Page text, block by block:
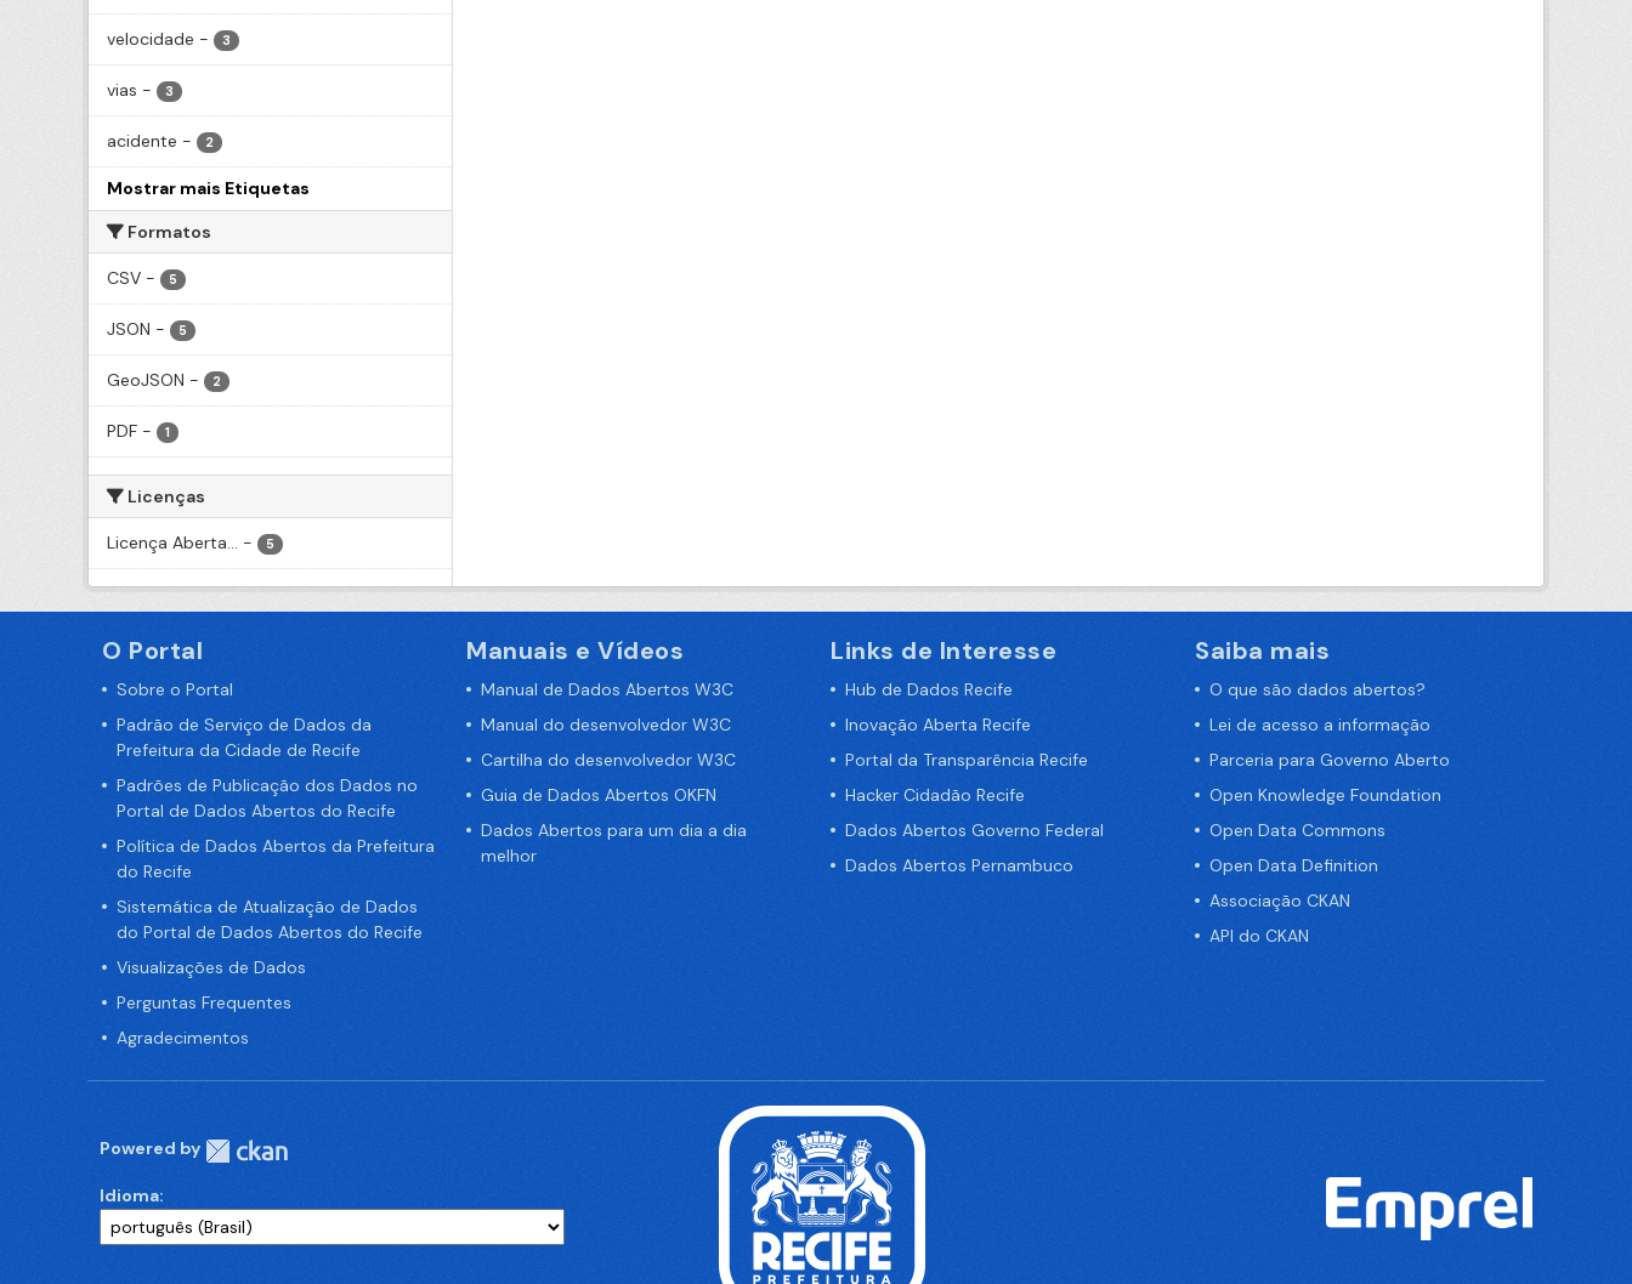
velocidade - 3
vias - 3
acidente - 2
Mostrar mais Etiquetas
Formatos
CSV - 5
JSON - 5
GeoJSON - 2
PDF - 1
Licenças
Licença Aberta... - 5
O Portal
Sobre o Portal
Padrão de Serviço de Dados da
Prefeitura da Cidade de Recife
Padrões de Publicação dos Dados no
Portal de Dados Abertos do Recife
Política de Dados Abertos da Prefeitura
do Recife
Sistemática de Atualização de Dados
do Portal de Dados Abertos do Recife
Visualizações de Dados
Perguntas Frequentes
Agradecimentos
Manuais e Vídeos
Manual de Dados Abertos W3C
Manual do desenvolvedor W3C
Cartilha do desenvolvedor W3C
Guia de Dados Abertos OKFN
Dados Abertos para um dia a dia
melhor
Links de Interesse
Hub de Dados Recife
Inovação Aberta Recife
Portal da Transparência Recife
Hacker Cidadão Recife
Dados Abertos Governo Federal
Dados Abertos Pernambuco
Saiba mais
O que são dados abertos?
Lei de acesso a informação
Parceria para Governo Aberto
Open Knowledge Foundation
Open Data Commons
Open Data Definition
Associação CKAN
API do CKAN
Powered by
Idioma